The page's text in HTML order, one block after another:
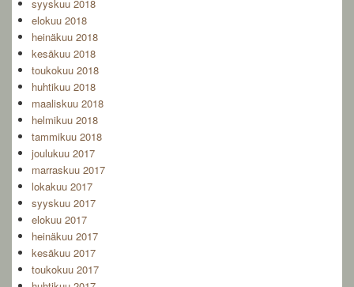
syyskuu 2018
elokuu 2018
heinäkuu 2018
kesäkuu 2018
toukokuu 2018
huhtikuu 2018
maaliskuu 2018
helmikuu 2018
tammikuu 2018
joulukuu 2017
marraskuu 2017
lokakuu 2017
syyskuu 2017
elokuu 2017
heinäkuu 2017
kesäkuu 2017
toukokuu 2017